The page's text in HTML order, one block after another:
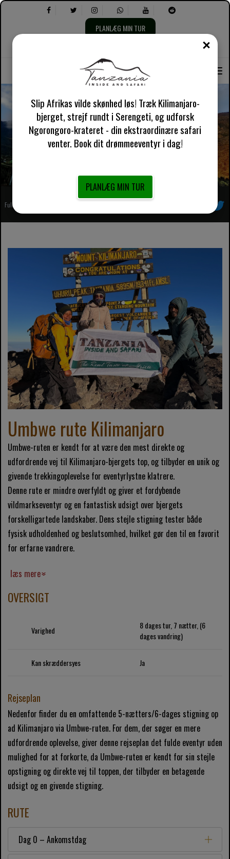
PLANLÆG MIN TUR
Umbwe-ruten Kilimanjaro-bjerget
Fuldt registreret afrikansk lokal rejsearrangør
Umbwe rute Kilimanjaro
Umbwe-ruten er kendt for at være den mest direkte og
udfordrende vej til Kilimanjaro-bjergets top, og tilbyder en unik og
givende trekkingoplevelse for eventyrlystne klatrere.
Denne rute er mindre overfyldt og giver et fordybende
vildmarkseventyr og en fantastisk udsigt over bjergets
forskelligartede landskaber. Dens stejle stigning tester både
fysisk udholdenhed og beslutsomhed, hvilket gør den til en favorit
for erfarne vandrere.
læs mere
OVERSIGT
Varighed
8 dages tur, 7 nætter, (6
dages vandring)
Kan skræddersyes Ja
Rejseplan
Nedenfor finder du en omfattende 5-nætters/6-dages stigning op
ad Kilimanjaro via Umbwe-ruten. For dem, der søger en mere
udfordrende oplevelse, giver denne rejseplan det fulde eventyr uden
mulighed for at forkorte, da Umbwe-ruten er kendt for sin stejle
opstigning og direkte vej til toppen, der tilbyder en betagende
udsigt og en givende stigning.
RUTE
Dag 0 – Ankomstdag
Slip Afrikas vilde skønhed løs! Træk Kilimanjaro-
bjerget, strejf rundt i Serengeti, og udforsk
Ngorongoro-krateret - din ekstraordinære safari
venter. Book dit drømmeeventyr i dag!
PLANLÆG MIN TUR
TÆT